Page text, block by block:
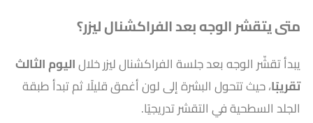
متى يتقشر الوجه بعد الفراكشنال ليزر؟
يبدأ تقشّر الوجه بعد جلسة الفراكشنال ليزر خلالاليوم الثالث
تقريبًا، حيث تتحول البشرة إلى لون أغمق قليلًا ثم تبدأ طبقة
الجلد السطحية في التقشر تدريجيًا.